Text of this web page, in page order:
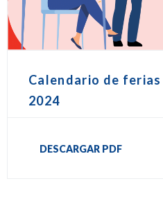
Calendario de ferias
2024
DESCARGAR PDF